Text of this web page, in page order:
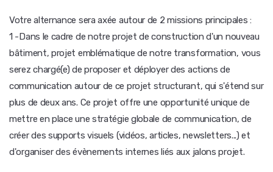
Votre alternance sera axée autour de 2 missions principales :
1 -Dans le cadre de notre projet de construction d'un nouveau
bâtiment, projet emblématique de notre transformation, vous
serez chargé(e) de proposer et déployer des actions de
communication autour de ce projet structurant, qui s'étend sur
plus de deux ans. Ce projet offre une opportunité unique de
mettre en place une stratégie globale de communication, de
créer des supports visuels (vidéos, articles, newsletters...) et
d'organiser des évènements internes liés aux jalons projet.